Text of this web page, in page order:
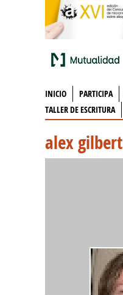
INICIO PARTICIPA
TALLER DE ESCRITURA
alex gilbert